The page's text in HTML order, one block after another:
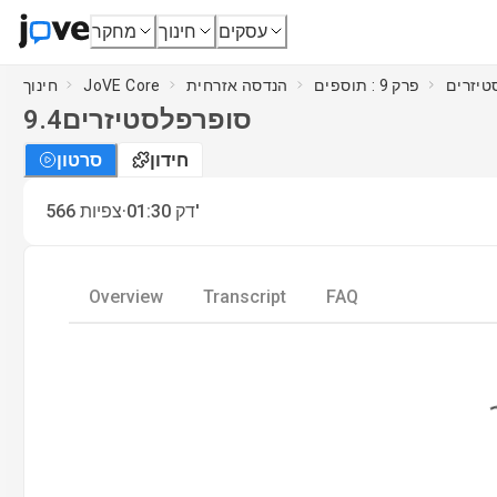
מחקר חינוך עסקים
חינוך JoVE Core הנדסה אזרחית פרק 9 : תוספים
9.4סופרפלסטיזרים
סרטון חידון
566 צפיות·01:30 דק'
Overview Transcript FAQ